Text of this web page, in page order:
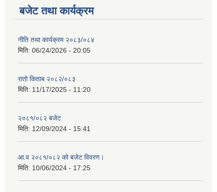
बजेट तथा कार्यक्रम
नीति तथा कार्यक्रम २०८३/०८४
मिति: 06/24/2026 - 20:05
रातो किताब २०८२/०८३
मिति: 11/17/2025 - 11:20
२०८१/०८२ बजेट
मिति: 12/09/2024 - 15:41
आ.व २०८१/०८२ को बजेट विवरण।
मिति: 10/06/2024 - 17:25